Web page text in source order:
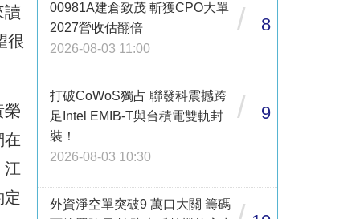
讀
很
榮
在
江
定
00981A建倉致茂 斬獲CPO大單
2027營收估翻倍
2026-08-03 11:00
/ 8
打破CoWoS獨占 聯發科震撼跨
足Intel EMIB-T與台積電雙軌封
裝！
2026-08-03 10:30
/ 9
外資淨空單突破9 萬口大關 籌碼